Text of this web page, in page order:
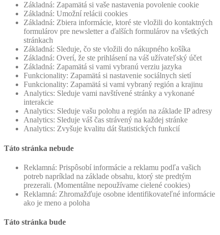
Základná: Zapamätá si vaše nastavenia povolenie cookie
Základná: Umožní relácii cookies
Základná: Zbiera informácie, ktoré ste vložili do kontaktných
formulárov pre newsletter a ďalších formulárov na všetkých
stránkach
Základná: Sleduje, čo ste vložili do nákupného košíka
Základná: Overí, že ste prihlásení na váš užívateľský účet
Základná: Zapamätá si vami vybranú verziu jazyka
Funkcionality: Zapamätá si nastavenie sociálnych sietí
Funkcionality: Zapamätá si vami vybraný región a krajinu
Analytics: Sleduje vami navštívené stránky a vykonané
interakcie
Analytics: Sleduje vašu polohu a región na základe IP adresy
Analytics: Sleduje váš čas strávený na každej stránke
Analytics: Zvyšuje kvalitu dát štatistických funkcií
Táto stránka nebude
Reklamná: Prispôsobí informácie a reklamu podľa vašich
potreb napríklad na základe obsahu, ktorý ste predtým
prezerali. (Momentálne nepoužívame cielené cookies)
Reklamná: Zhromažďuje osobne identifikovateľné informácie
ako je meno a poloha
Táto stránka bude